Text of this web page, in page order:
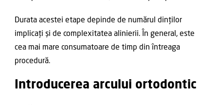
Durata acestei etape depinde de numărul dinților
implicați și de complexitatea alinierii. În general, este
cea mai mare consumatoare de timp din întreaga
procedură.
Introducerea arcului ortodontic